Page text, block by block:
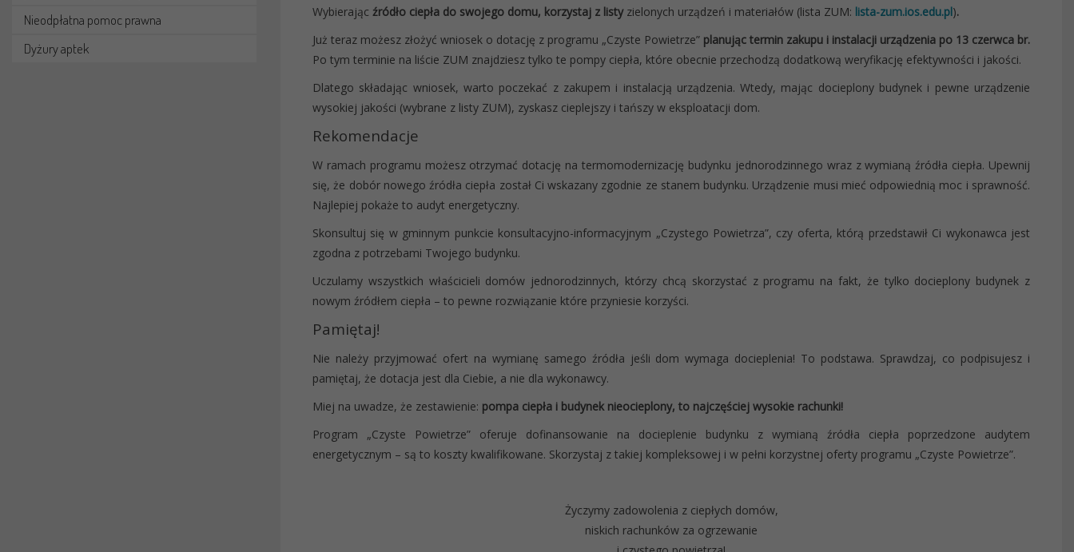
Nieodpłatna pomoc prawna
Dyżury aptek
Wybierając źródło ciepła do swojego domu, korzystaj z listy zielonych urządzeń i materiałów (lista ZUM: lista-zum.ios.edu.pl).
Już teraz możesz złożyć wniosek o dotację z programu „Czyste Powietrze” planując termin zakupu i instalacji urządzenia po 13 czerwca br.
Po tym terminie na liście ZUM znajdziesz tylko te pompy ciepła, które obecnie przechodzą dodatkową weryfikację efektywności i jakości.
Dlatego składając wniosek, warto poczekać z zakupem i instalacją urządzenia. Wtedy, mając docieplony budynek i pewne urządzenie
wysokiej jakości (wybrane z listy ZUM), zyskasz cieplejszy i tańszy w eksploatacji dom.
Rekomendacje
W ramach programu możesz otrzymać dotację na termomodernizację budynku jednorodzinnego wraz z wymianą źródła ciepła. Upewnij
się, że dobór nowego źródła ciepła został Ci wskazany zgodnie ze stanem budynku. Urządzenie musi mieć odpowiednią moc i sprawność.
Najlepiej pokaże to audyt energetyczny.
Skonsultuj się w gminnym punkcie konsultacyjno-informacyjnym „Czystego Powietrza”, czy oferta, którą przedstawił Ci wykonawca jest
zgodna z potrzebami Twojego budynku.
Uczulamy wszystkich właścicieli domów jednorodzinnych, którzy chcą skorzystać z programu na fakt, że tylko docieplony budynek z
nowym źródłem ciepła – to pewne rozwiązanie które przyniesie korzyści.
Pamiętaj!
Nie należy przyjmować ofert na wymianę samego źródła jeśli dom wymaga docieplenia! To podstawa. Sprawdzaj, co podpisujesz i
pamiętaj, że dotacja jest dla Ciebie, a nie dla wykonawcy.
Miej na uwadze, że zestawienie: pompa ciepła i budynek nieocieplony, to najczęściej wysokie rachunki!
Program „Czyste Powietrze” oferuje dofinansowanie na docieplenie budynku z wymianą źródła ciepła poprzedzone audytem
energetycznym – są to koszty kwalifikowane. Skorzystaj z takiej kompleksowej i w pełni korzystnej oferty programu „Czyste Powietrze”.
Życzymy zadowolenia z ciepłych domów,
niskich rachunków za ogrzewanie